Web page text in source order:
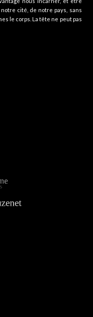
cité, de notre pays, sans
le corps. La tête ne peut pas